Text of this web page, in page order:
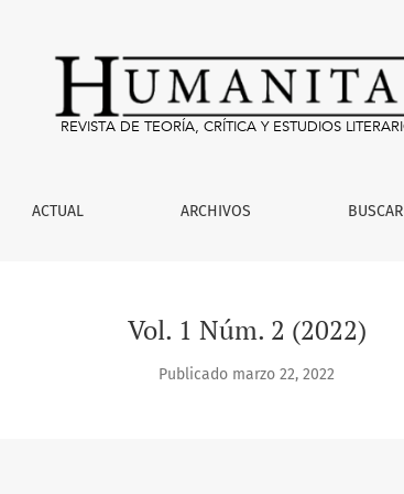
2022
ACTUAL ARCHIVOS BUSCAR
Vol. 1 Núm. 2 (2022)
Publicado marzo 22, 2022